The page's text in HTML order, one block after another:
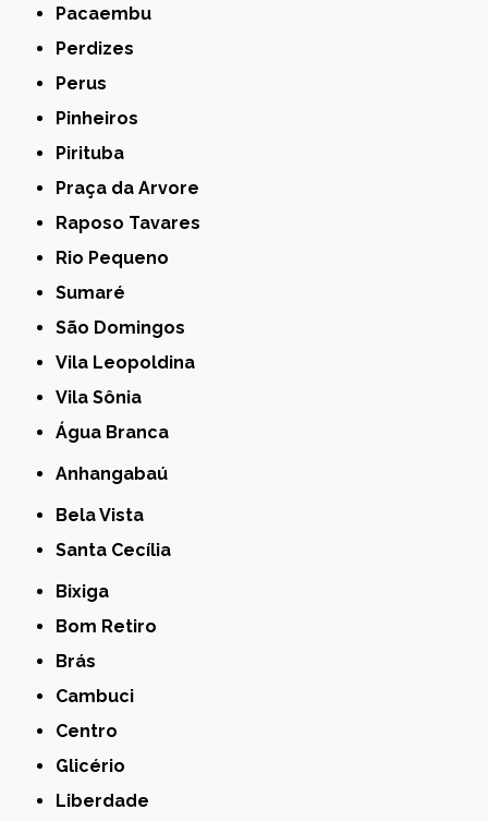
Pacaembu
Perdizes
Perus
Pinheiros
Pirituba
Praça da Arvore
Raposo Tavares
Rio Pequeno
Sumaré
São Domingos
Vila Leopoldina
Vila Sônia
Água Branca
Anhangabaú
Bela Vista
Santa Cecília
Bixiga
Bom Retiro
Brás
Cambuci
Centro
Glicério
Liberdade